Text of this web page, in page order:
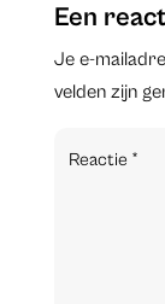
Een
Je e-
velden zijn